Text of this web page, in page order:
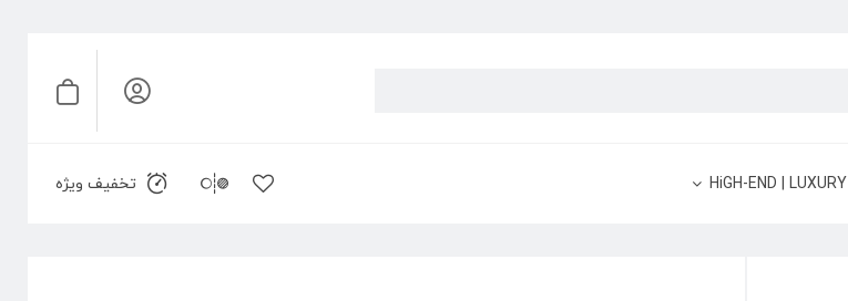
HiGH-END | LUXURY تخفیف ویژه